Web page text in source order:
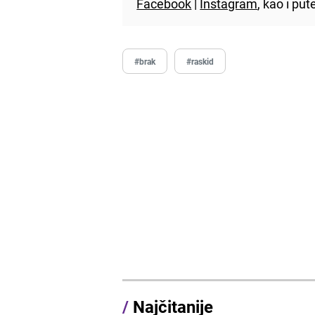
#brak #raskid
/ Najčitanije